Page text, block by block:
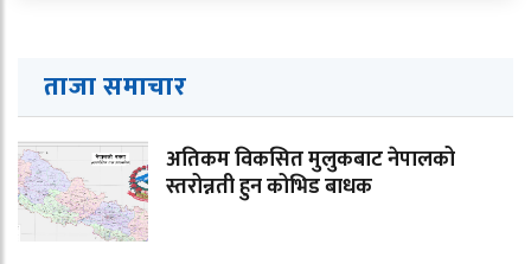
ताजा समाचार
अतिकम विकसित मुलुकबाट नेपालको
स्तरोन्नती हुन कोभिड बाधक